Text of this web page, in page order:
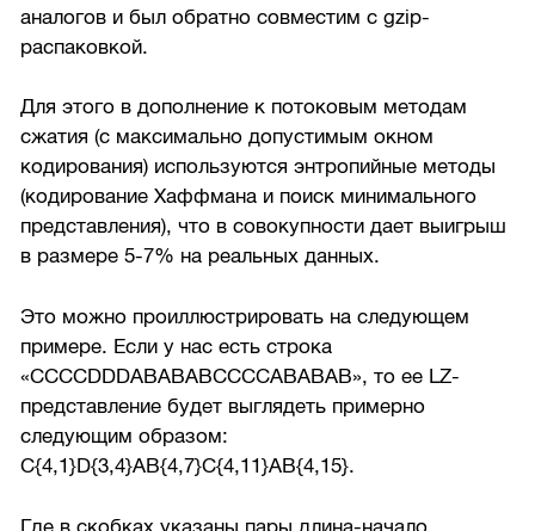
аналогов и был обратно совместим с gzip-
распаковкой.
Для этого в дополнение к потоковым методам
сжатия (с максимально допустимым окном
кодирования) используются энтропийные методы
(кодирование Хаффмана и поиск минимального
представления), что в совокупности дает выигрыш
в размере5-7% на реальных данных.
Это можно проиллюстрировать на следующем
примере. Если у нас есть строка
«CCCCDDDABABABCCCCABABAB», то ее LZ-
представление будет выглядеть примерно
следующим образом:
C{4,1}D{3,4}AB{4,7}C{4,11}AB{4,15}.
Где в скобках указаны пары длина-начало